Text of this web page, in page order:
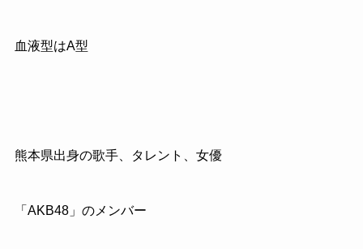
血液型はA型
熊本県出身の歌手、タレント、女優
「AKB48」のメンバー